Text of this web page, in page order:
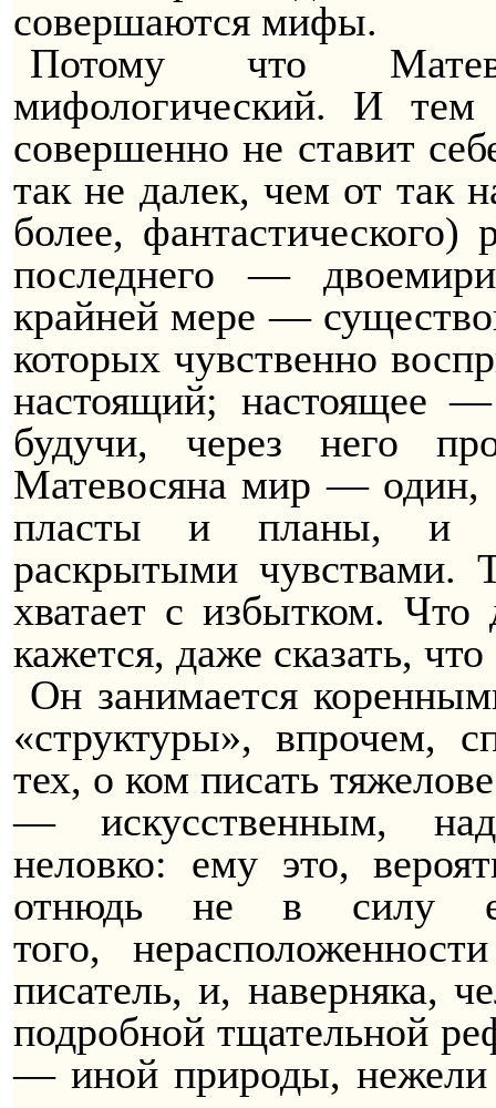
совершаются мифы.
Потому что
мифологический. И
совершенно не ставит
так не далек, чем от так
более, фантастического)
последнего —
крайней мере —
которых чувственно
настоящий; настоящее
будучи, через него
Матевосяна мир — один,
пласты и планы, и
раскрытыми чувствами.
хватает с избытком.
кажется, даже сказать,
Он занимается
«структуры», впрочем,
тех, о ком писать
— искусственным,
неловко: ему это,
отнюдь не в силу
того, нерасположенности
писатель, и, наверняка,
подробной тщательной
— иной природы, нежели